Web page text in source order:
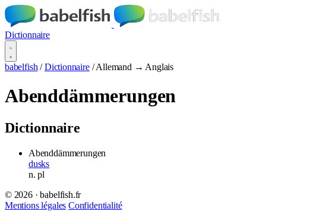
Dictionnaire
babelfish / Dictionnaire / Allemand → Anglais
Abenddämmerungen
Dictionnaire
Abenddämmerungen
dusks
n.pl
© 2026 · babelfish.fr
Mentions légales Confidentialité